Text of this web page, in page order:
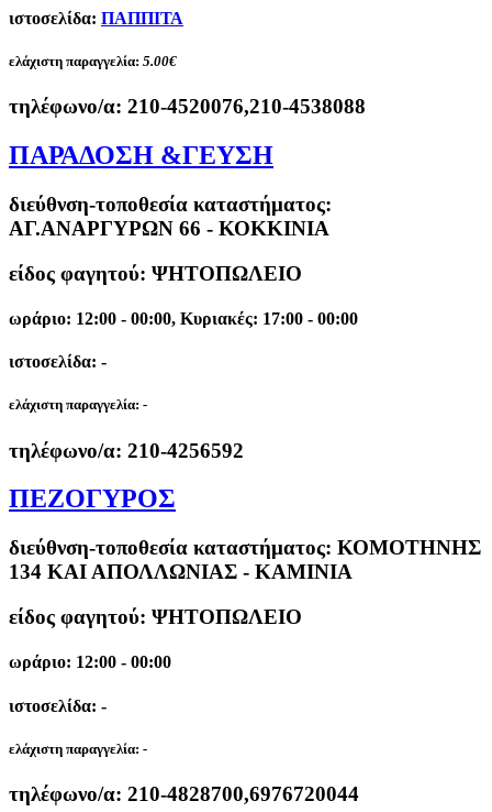
ιστοσελίδα: ΠΑΠΠΙΤΑ
ελάχιστη παραγγελία: 5.00€
τηλέφωνο/α: 210-4520076,210-4538088
ΠΑΡΑΔΟΣΗ &ΓΕΥΣΗ
διεύθνση-τοποθεσία καταστήματος:
ΑΓ.ΑΝΑΡΓΥΡΩΝ 66 - ΚΟΚΚΙΝΙΑ
είδος φαγητού: ΨΗΤΟΠΩΛΕΙΟ
ωράριο: 12:00 - 00:00, Κυριακές: 17:00 - 00:00
ιστοσελίδα: -
ελάχιστη παραγγελία: -
τηλέφωνο/α: 210-4256592
ΠΕΖΟΓΥΡΟΣ
διεύθνση-τοποθεσία καταστήματος: ΚΟΜΟΤΗΝΗΣ
134 ΚΑΙ ΑΠΟΛΛΩΝΙΑΣ - ΚΑΜΙΝΙΑ
είδος φαγητού: ΨΗΤΟΠΩΛΕΙΟ
ωράριο: 12:00 - 00:00
ιστοσελίδα: -
ελάχιστη παραγγελία: -
τηλέφωνο/α: 210-4828700,6976720044